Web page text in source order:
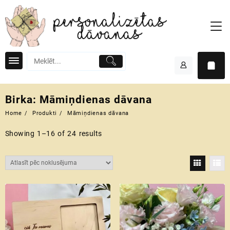
to
content
Birka: Māmiņdienas dāvana
Home Produkti Māmiņdienas dāvana
Showing 1–16 of 24 results